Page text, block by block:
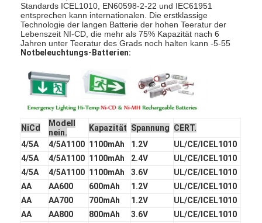
NiMH Akkus
NiCd-Akkus
LCD-Ladegerät
NiMH Akkus
NiCd-Akkus
Lithium Ion Akku-packs
aufladbare Taschenlae Batterie
Notbeleuchtungsbatterie
Batterie Lis Mno2
Standards ICEL1010, EN60598-2-22 und IEC61951
entsprechen kann internationalen. Die erstklassige
Technologie der langen Batterie der hohen Teeratur der
Lebenszeit NI-CD, die mehr als 75% Kapazität nach 6
Jahren unter Teeratur des Grads noch halten kann -5-55
Notbeleuchtungs-Batterien:
NiCd
Modell
nein.
Kapazität Spannung CERT.
4/5A
4/5A1100 1100mAh 1.2V
UL/CE/ICEL1010
4/5A
4/5A1100 1100mAh 2.4V
UL/CE/ICEL1010
4/5A
4/5A1100 1100mAh 3.6V
UL/CE/ICEL1010
AA
AA600 600mAh 1.2V
UL/CE/ICEL1010
AA
AA700 700mAh 1.2V
UL/CE/ICEL1010
AA
AA800 800mAh 3.6V
UL/CE/ICEL1010